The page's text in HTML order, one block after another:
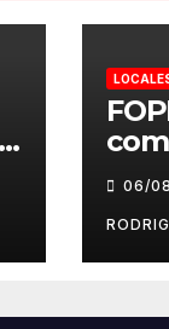
06/